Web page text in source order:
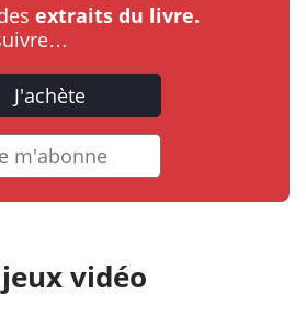
extraits du livre.
J'achète
m'abonne
vidéo